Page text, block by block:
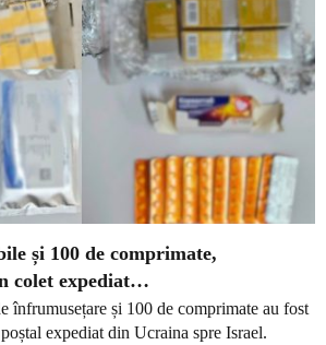
și 100 de comprimate,
colet expediat…
înfrumusețare și 100 de comprimate au fost
expediat din Ucraina spre Israel.